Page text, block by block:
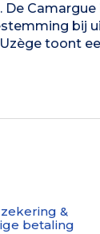
Camargue
bij
toont
&
betaling